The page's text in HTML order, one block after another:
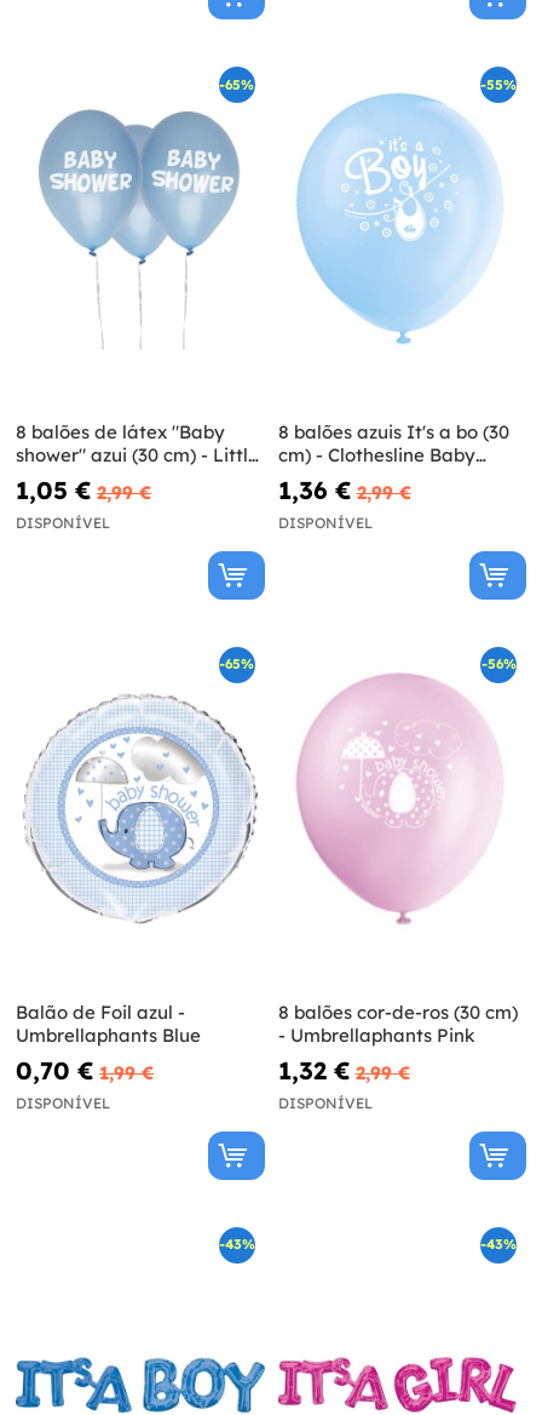
-65%
8 balões de látex "Baby
shower" azui (30 cm) - Little
Star Blue
1,05 € 2,99 €
DISPONÍVEL
-55%
8 balões azuis It's a bo (30
cm) - Clothesline Baby
Shower
1,36 € 2,99 €
DISPONÍVEL
-65%
Balão de Foil azul -
Umbrellaphants Blue
0,70 € 1,99 €
DISPONÍVEL
-56%
8 balões cor-de-ros (30 cm)
- Umbrellaphants Pink
1,32 € 2,99 €
DISPONÍVEL
-43% -43%